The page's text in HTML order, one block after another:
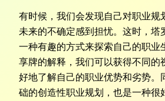
有时候，我们会发现自己对职业规
未来的不确定感到担忧。这时，塔
一种有趣的方式来探索自己的职业
享牌的解释，我们可以获得不同的
好地了解自己的职业优势和劣势。
础的创造性职业规划，也是一种很